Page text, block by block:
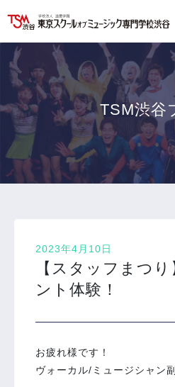
学科・専攻 資料請求
TSM渋谷
2023年4月10日
【スタッフまつ
ント体験！
お疲れ様です！
ヴォーカル/ミュージシャン